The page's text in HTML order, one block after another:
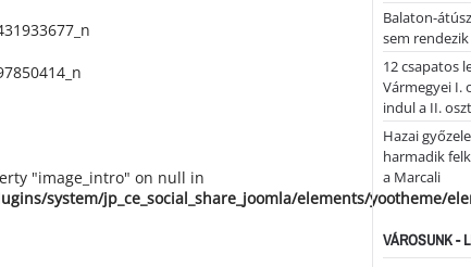
"image_intro" on null in
system/jp_ce_social_share_joomla/elements/yootheme/
Balaton-
sem
12 csapatos
Vármegyei I.
indul a II.
Hazai
harmadik
a Marcali
VÁROSUNK -